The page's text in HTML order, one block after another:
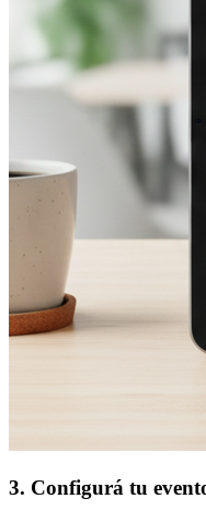
3. Configurá tu